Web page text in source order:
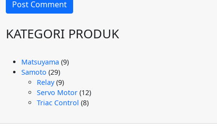
KATEGORI PRODUK
Matsuyama 99
Samoto 2929
Produk
Relay 99
Produk
Servo Motor 1212
Triac Control 88